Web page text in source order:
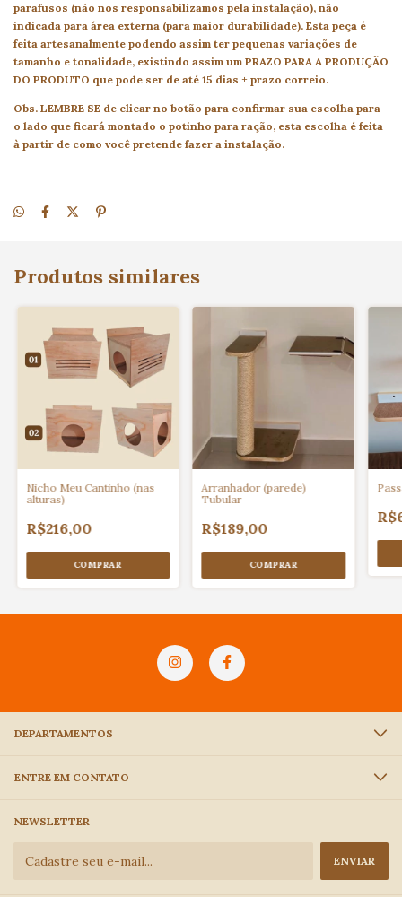
parafusos (não nos responsabilizamos pela instalação), não
indicada para área externa (para maior durabilidade). Esta peça é
feita artesanalmente podendo assim ter pequenas variações de
tamanho e tonalidade, existindo assim um PRAZO PARA A PRODUÇÃO
DO PRODUTO que pode ser de até 15 dias + prazo correio.
Obs. LEMBRE SE de clicar no botão para confirmar sua escolha para
o lado que ficará montado o potinho para ração, esta escolha é feita
à partir de como você pretende fazer a instalação.
Produtos similares
Nicho Meu Cantinho (nas
alturas)
R$216,00
COMPRAR
Arranhador (parede)
Tubular
R$189,00
COMPRAR
DEPARTAMENTOS
ENTRE EM CONTATO
NEWSLETTER